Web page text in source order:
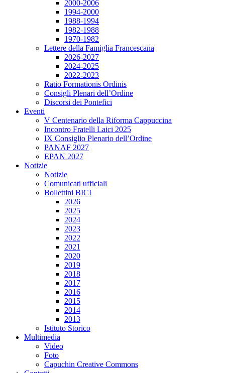
2000-2006
1994-2000
1988-1994
1982-1988
1970-1982
Lettere della Famiglia Francescana
2026-2027
2024-2025
2022-2023
Ratio Formationis Ordinis
Consigli Plenari dell’Ordine
Discorsi dei Pontefici
Eventi
V Centenario della Riforma Cappuccina
Incontro Fratelli Laici 2025
IX Consiglio Plenario dell’Ordine
PANAF 2027
EPAN 2027
Notizie
Notizie
Comunicati ufficiali
Bollettini BICI
2026
2025
2024
2023
2022
2021
2020
2019
2018
2017
2016
2015
2014
2013
Istituto Storico
Multimedia
Video
Foto
Capuchin Creative Commons